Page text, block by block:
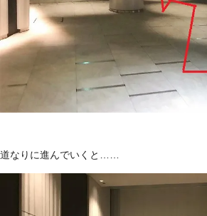
道なりに進んでいくと……